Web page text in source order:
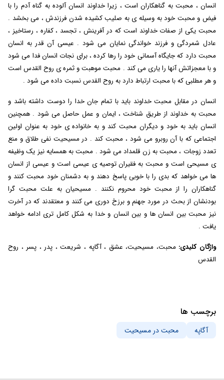
انسان ، محبت به گناهکاران است ، زیرا خداوند انسان آلوده به گناه آدم را با
فیض و محبت خود به وسیله ی به صلیب کشیده شدن فرزندش ، می بخشد .
محبت یکی از صفات خداوند است که در آفرینش ، تجسد ، کفاره ، رستاخیز ،
عادل شمردگی و فرزند خواندگی نمایان می شود . عیسی آن قدر به انسان
محبت دارد که جایگاه آسمانی خود را رها کرده ، برای نجات انسان فدا می شود
و با معجزاتش آنها را یاری می کند . محبت موهبت و ثمره ی روح القدس است
و هر مطلبی که با محبت ارتباط دارد به روح القدس نسبت داده می شود .
انسان در مقابل محبت خداوند باید با تمام جان خدا را دوست داشته باشد و
محبت به خداوند از طریق شناخت ، ایمان و عمل حاصل می شود . همچنین
انسان باید به خود و دیگران محبت کند و به خانواده ی خود به عنوان اولین
اجتماعی که با آن روبرو می شود ، محبت کند . در مسیحیت نفی طلاق و منع
تعدد زوجات ، محبت به زن قلمداد می شود . محبت به همسایه نیز یک وظیفه
ی مسیحی است و محبت به فقیران توصیه ی عیسی است و عیسی از انسان
ها می خواهد که بدی را با خوبی پاسخ دهند و به دشمنان خود محبت کنند و
گناهکاران را از محبت خود محروم نکنند . مسیحیان به علت محبت گرا
بودنشان از بحث در مورد جهنم و برزخ دوری می کنند و معتقدند که در آخرت
نیز محبت بین انسان ها و بین انسان و خدا به شکل کامل تری ادامه خواهد
یافت .
واژگان کلیدی: محبت، مسیحیت، عشق ، آگاپه ، شریعت ، پدر ، پسر ، روح
القدس
برچسب ها
آگاپه محبت در مسیحیت